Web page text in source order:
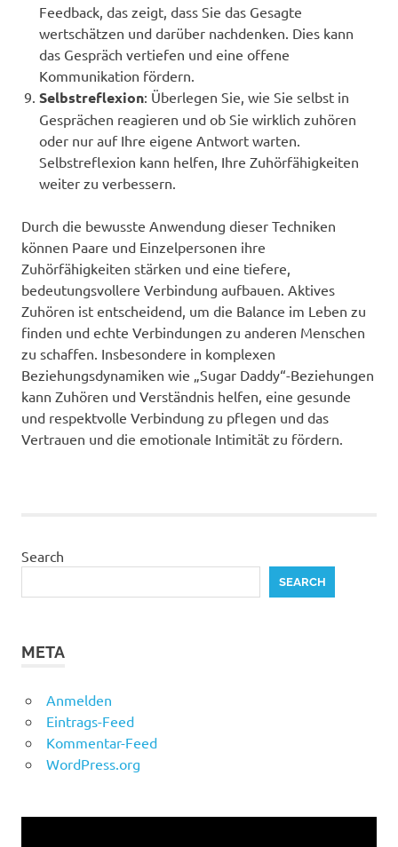
Feedback, das zeigt, dass Sie das Gesagte
wertschätzen und darüber nachdenken. Dies kann
das Gespräch vertiefen und eine offene
Kommunikation fördern.
Selbstreflexion: Überlegen Sie, wie Sie selbst in
Gesprächen reagieren und ob Sie wirklich zuhören
oder nur auf Ihre eigene Antwort warten.
Selbstreflexion kann helfen, Ihre Zuhörfähigkeiten
weiter zu verbessern.
Durch die bewusste Anwendung dieser Techniken
können Paare und Einzelpersonen ihre
Zuhörfähigkeiten stärken und eine tiefere,
bedeutungsvollere Verbindung aufbauen. Aktives
Zuhören ist entscheidend, um die Balance im Leben zu
finden und echte Verbindungen zu anderen Menschen
zu schaffen. Insbesondere in komplexen
Beziehungsdynamiken wie „Sugar Daddy“-Beziehungen
kann Zuhören und Verständnis helfen, eine gesunde
und respektvolle Verbindung zu pflegen und das
Vertrauen und die emotionale Intimität zu fördern.
Search
SEARCH
META
Anmelden
Eintrags-Feed
Kommentar-Feed
WordPress.org